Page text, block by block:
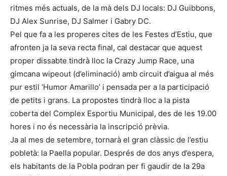
ritmes més actuals, de la mà dels DJ locals: DJ Guibbons,
DJ Alex Sunrise, DJ Salmer i Gabry DC.
Pel que fa a les properes cites de les Festes d’Estiu, que
afronten ja la seva recta final, cal destacar que aquest
proper dissabte tindrà lloc la Crazy Jump Race, una
gimcana wipeout (d’eliminació) amb circuit d’aigua al més
pur estil ‘Humor Amarillo’ i pensada per a la participació
de petits i grans. La propostes tindrà lloc a la pista
coberta del Complex Esportiu Municipal, des de les 19.00
hores i no és necessària la inscripció prèvia.
Ja al mes de setembre, tornarà el gran clàssic de l’estiu
pobletà: la Paella popular. Després de dos anys d’espera,
els habitants de la Pobla podran per fi gaudir de la 29a